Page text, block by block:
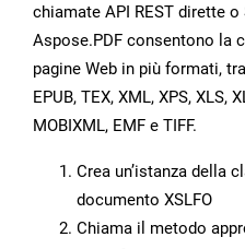
chiamate API REST dirette o
Aspose.PDF consentono la
pagine Web in più formati,
EPUB, TEX, XML, XPS, XLS,
MOBIXML, EMF e TIFF.
Crea un’istanza della
documento XSLFO
Chiama il metodo